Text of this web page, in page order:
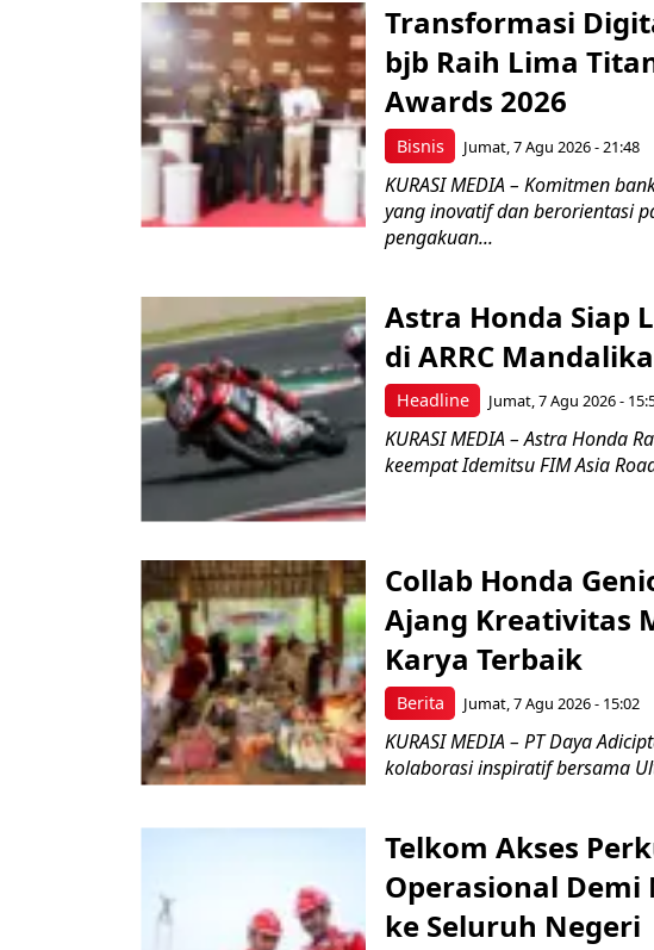
Bisnis
Transformasi
bjb Raih Lima
Awards 2026
Jumat, 7 Agu 2026 - 21:48
KURASI MEDIA – Komitmen
yang inovatif dan berorientasi
pengakuan...
Headline
Astra Honda Siap
di ARRC
Jumat, 7 Agu 2026 -
KURASI MEDIA – Astra Honda
keempat Idemitsu FIM Asia
Berita
Collab Honda
Ajang Kreativitas
Karya Terbaik
Jumat, 7 Agu 2026 - 15:02
KURASI MEDIA – PT Daya
kolaborasi inspiratif bersama
Telkom Akses
Operasional
ke Seluruh Negeri